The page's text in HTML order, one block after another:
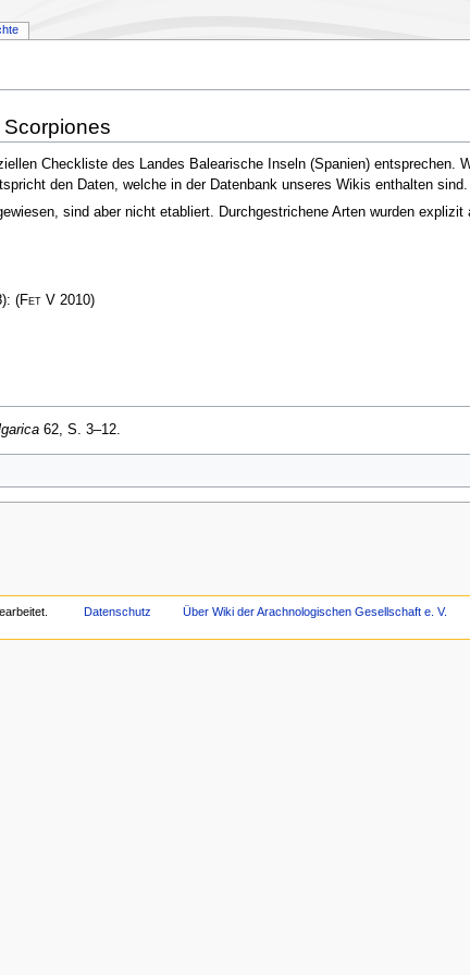
Checkliste des Landes Balearische Inseln (Spanien) entsprechen.
den Daten, welche in der Datenbank unseres Wikis enthalten
sind aber nicht etabliert. Durchgestrichene Arten wurden
(Fet V2010)
62, S. 3–12.
Datenschutz Über Wiki der Arachnologischen Gesellschaft e. V.